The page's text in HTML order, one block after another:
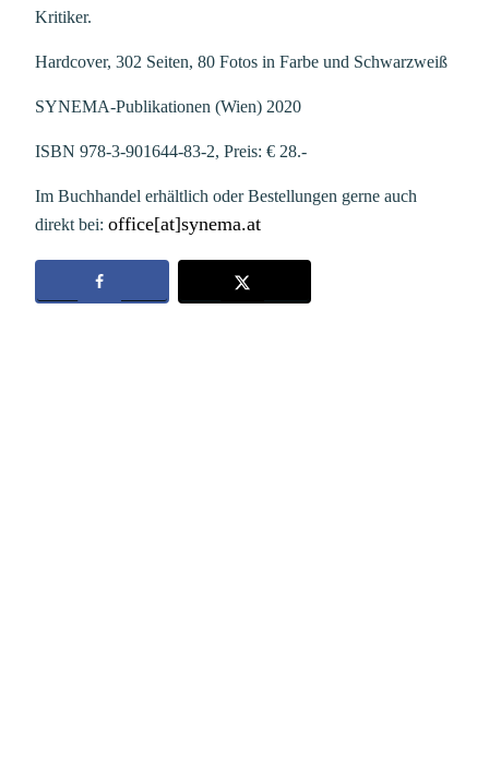
Kritiker.
Hardcover, 302 Seiten, 80 Fotos in Farbe und Schwarzweiß
SYNEMA-Publikationen (Wien) 2020
ISBN 978-3-901644-83-2, Preis: € 28.-
Im Buchhandel erhältlich oder Bestellungen gerne auch
direkt bei: office[at]synema.at